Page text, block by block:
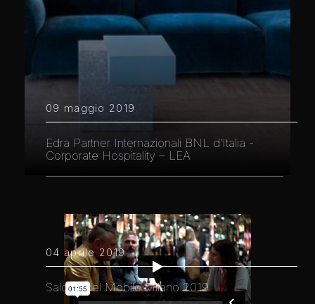
09 maggio 2019
Edra Partner Internazionali BNL d’Italia -
Corporate Hospitality – LEA
04 aprile 2019
Salone del Mobile.Milano 2019